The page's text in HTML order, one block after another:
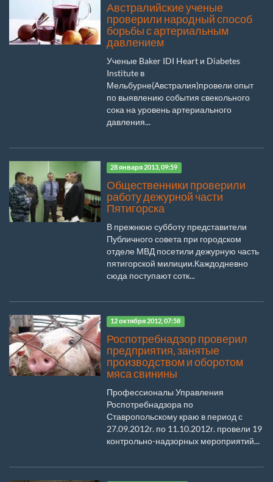
Австралийские ученые
проверили народный способ
борьбы с артериальным
давлением
Ученые Baker IDI Heart и Diabetes
Institute в
Мельбурне(Австралия)провели опыт
по выявлению события свекольного
сока на уровень артериального
давления...
28 января 2013, 09:59
Общественники проверили
работу дежурной части
Пятигорска
В прежнюю субботу представители
Публичного совета при городском
отделе МВД посетили дежурную часть
пятигорской милиции.Каждодневно
сюда поступают сотк...
12 октября 2012, 07:58
Роспотребнадзор проверил
предприятия, занятые
производством и оборотом
мяса свинины
Профессионалы Управления
Роспотребнадзора по
Ставропольскому краю в период с
27.09.2012г. по 11.10.2012г. провели 19
контрольно-надзорных мероприятий...